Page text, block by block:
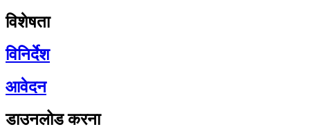
विशेषता
विनिर्देश
आवेदन
डाउनलोड करना